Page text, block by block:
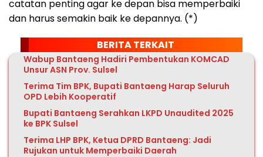
catatan penting agar ke depan bisa memperbaiki
dan harus semakin baik ke depannya. (*)
BERITA TERKAIT
Wabup Bantaeng Hadiri Pembentukan KOMCAD
Unsur ASN Prov. Sulsel
Terima Tim BPK, Bupati Bantaeng Harap Seluruh
OPD Lebih Kooperatif
Bupati Bantaeng Serahkan LKPD Unaudited 2025
ke BPK Sulsel
Terima LHP BPK, Ketua DPRD Bantaeng: Jadi
Rujukan untuk Memperbaiki Daerah